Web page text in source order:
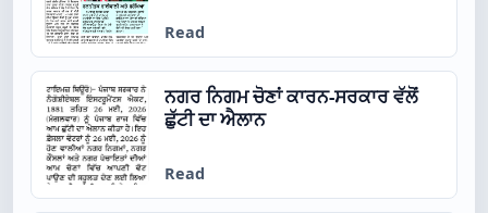
Read
ਨਗਰ ਨਿਗਮ ਚੋਣਾਂ ਕਾਰਨ-ਸਰਕਾਰ ਵੱਲੋਂ
ਛੁੱਟੀ ਦਾ ਐਲਾਨ
Read